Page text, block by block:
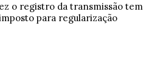
o registro da transmissão tem
para regularização